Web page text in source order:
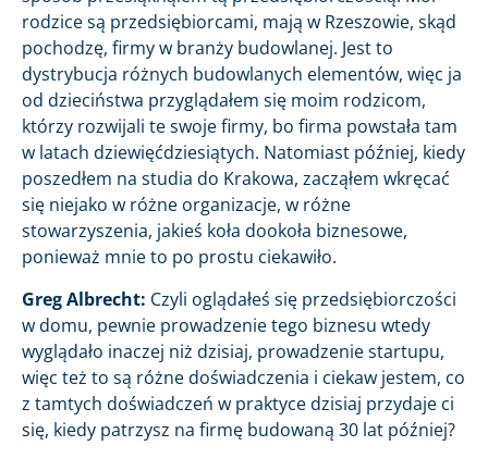
rodzice są przedsiębiorcami, mają w Rzeszowie, skąd
pochodzę, firmy w branży budowlanej. Jest to
dystrybucja różnych budowlanych elementów, więc ja
od dzieciństwa przyglądałem się moim rodzicom,
którzy rozwijali te swoje firmy, bo firma powstała tam
w latach dziewięćdziesiątych. Natomiast później, kiedy
poszedłem na studia do Krakowa, zacząłem wkręcać
się niejako w różne organizacje, w różne
stowarzyszenia, jakieś koła dookoła biznesowe,
ponieważ mnie to po prostu ciekawiło.
Greg Albrecht: Czyli oglądałeś się przedsiębiorczości
w domu, pewnie prowadzenie tego biznesu wtedy
wyglądało inaczej niż dzisiaj, prowadzenie startupu,
więc też to są różne doświadczenia i ciekaw jestem, co
z tamtych doświadczeń w praktyce dzisiaj przydaje ci
się, kiedy patrzysz na firmę budowaną 30 lat później?